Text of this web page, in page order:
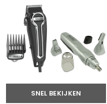
SNEL BEKIJKEN